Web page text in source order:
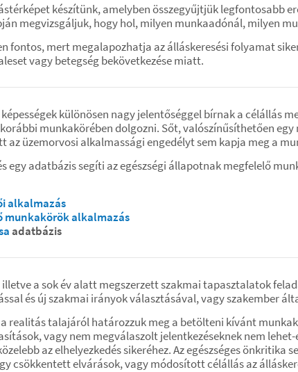
készítünk, amelyben összegyűjtjük legfontosabb
megvizsgáljuk, hogy hol, milyen munkaadónál, milyen
fontos, mert megalapozhatja az álláskeresési folyamat
vagy betegség bekövetkezése miatt.
különösen nagy jelentőséggel bírnak a célállás
korábbi munkakörében dolgozni. Sőt, valószínűsíthetően
az üzemorvosi alkalmassági engedélyt sem kapja meg a
egy adatbázis segíti az egészségi állapotnak megfelelő
alkalmazás
munkakörök alkalmazás
adatbázis
a sok év alatt megszerzett szakmai tapasztalatok
és új szakmai irányok választásával, vagy szakember
realitás talajáról határozzuk meg a betölteni kívánt
vagy nem megválaszolt jelentkezéseknek nem
az elhelyezkedés sikeréhez. Az egészséges
csökkentett elvárások, vagy módosított célállás az